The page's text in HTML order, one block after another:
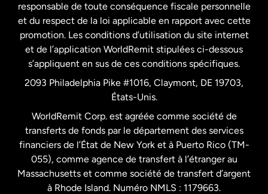
Malaisie
Nouvelle-Zélande
Pays-Bas
Royaume-Uni
Suède
responsable de toute conséquence fiscale personnelle
et du respect de la loi applicable en rapport avec cette
promotion. Les conditions d’utilisation du site internet
et de l’application WorldRemit stipulées ci-dessous
s’appliquent en sus de ces conditions spécifiques.
2093 Philadelphia Pike #1016, Claymont, DE 19703,
États-Unis.
WorldRemit Corp. est agréée comme société de
transferts de fonds par le département des services
financiers de l’État de New York et à Puerto Rico (TM-
055), comme agence de transfert à l’étranger au
Massachusetts et comme société de transfert d’argent
à Rhode Island. Numéro NMLS : 1179663.